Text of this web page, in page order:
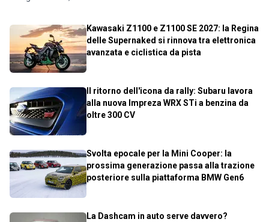
Kawasaki Z1100 e Z1100 SE 2027: la Regina
delle Supernaked si rinnova tra elettronica
avanzata e ciclistica da pista
Il ritorno dell'icona da rally: Subaru lavora
alla nuova Impreza WRX STi a benzina da
oltre 300 CV
Svolta epocale per la Mini Cooper: la
prossima generazione passa alla trazione
posteriore sulla piattaforma BMW Gen6
La Dashcam in auto serve davvero?